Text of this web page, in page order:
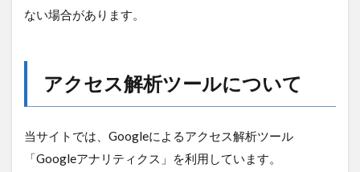
ない場合があります。
アクセス解析ツールについて
当サイトでは、Googleによるアクセス解析ツール
「Googleアナリティクス」を利用しています。